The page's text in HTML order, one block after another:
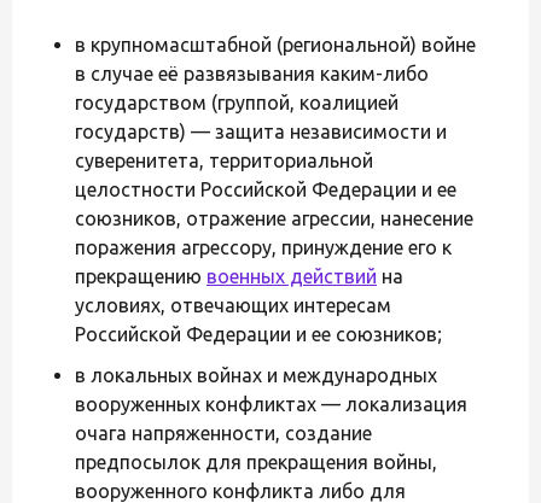
в крупномасштабной (региональной) войне
в случае её развязывания каким-либо
государством (группой, коалицией
государств) — защита независимости и
суверенитета, территориальной
целостности Российской Федерации и ее
союзников, отражение агрессии, нанесение
поражения агрессору, принуждение его к
прекращению военных действий на
условиях, отвечающих интересам
Российской Федерации и ее союзников;
в локальных войнах и международных
вооруженных конфликтах — локализация
очага напряженности, создание
предпосылок для прекращения войны,
вооруженного конфликта либо для